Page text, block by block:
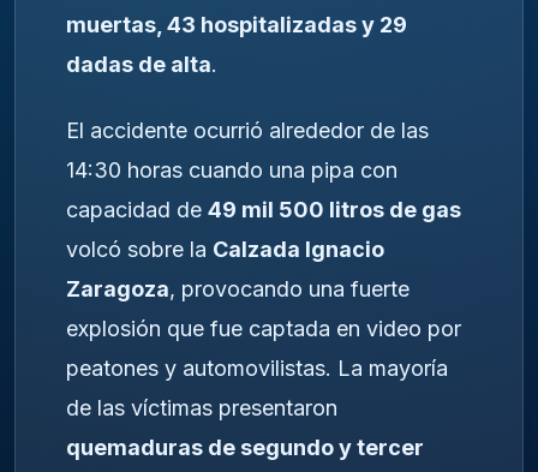
muertas, 43 hospitalizadas y 29
dadas de alta.
El accidente ocurrió alrededor de las
14:30 horas cuando una pipa con
capacidad de 49 mil 500 litros de gas
volcó sobre la Calzada Ignacio
Zaragoza, provocando una fuerte
explosión que fue captada en video por
peatones y automovilistas. La mayoría
de las víctimas presentaron
quemaduras de segundo y tercer